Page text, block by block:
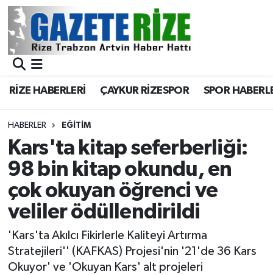
RİZE HABERLERİ ÇAYKUR RİZESPOR SPOR
HABERLER EĞİTİM
Kars'ta kitap seferberliği:
98 bin kitap okundu, en
çok okuyan öğrenci ve
veliler ödüllendirildi
'Kars'ta Akılcı Fikirlerle Kaliteyi Artırma
Stratejileri'' (KAFKAS) Projesi'nin '21'de 36 Kars
Okuyor' ve 'Okuyan Kars' alt projeleri
BÖLGEMİZ
Asayiş
Rize Jandarma Komutanlığı
Bilim Teknoloji
Bölge
Advertising news
Canlı Maç
Merkez Nöbetçi Eczaneler
Merkez Trafik Yoğunluk Haritası
Süper Lig Puan Durumu ve Fikstür
Tüm Manşetler
Son Dakika Haberleri
Haber Arşivi